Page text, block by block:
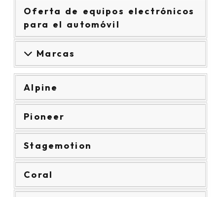
Oferta de equipos electrónicos
para el automóvil
Marcas
Alpine
Pioneer
Stagemotion
Coral